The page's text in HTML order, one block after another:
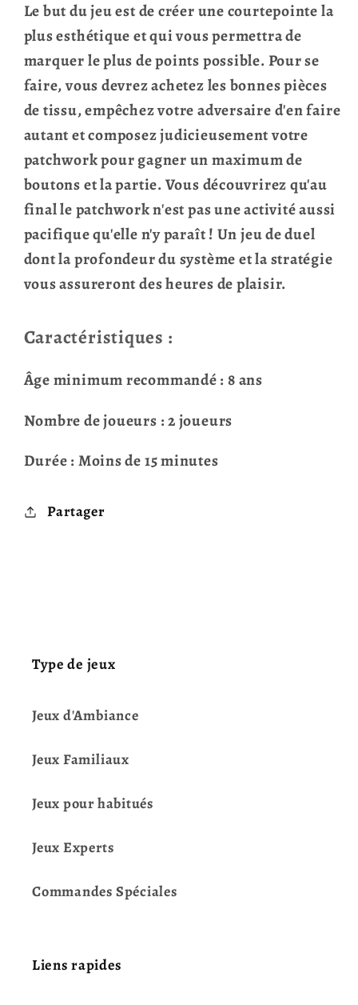
Le but du jeu est de créer une courtepointe la
plus esthétique et qui vous permettra de
marquer le plus de points possible. Pour se
faire, vous devrez achetez les bonnes pièces
de tissu, empêchez votre adversaire d'en faire
autant et composez judicieusement votre
patchwork pour gagner un maximum de
boutons et la partie. Vous découvrirez qu'au
final le patchwork n'est pas une activité aussi
pacifique qu'elle n'y paraît ! Un jeu de duel
dont la profondeur du système et la stratégie
vous assureront des heures de plaisir.
Caractéristiques :
Âge minimum recommandé : 8 ans
Nombre de joueurs : 2 joueurs
Durée : Moins de 15 minutes
Partager
Type de jeux
Jeux d'Ambiance
Jeux Familiaux
Jeux pour habitués
Jeux Experts
Commandes Spéciales
Liens rapides